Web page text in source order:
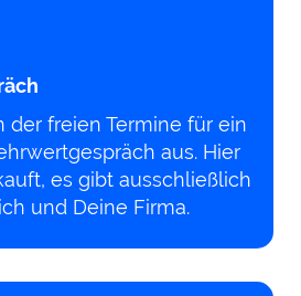
der freien Termine für ein
aus. Hier
es gibt ausschließlich
und Deine Firma.